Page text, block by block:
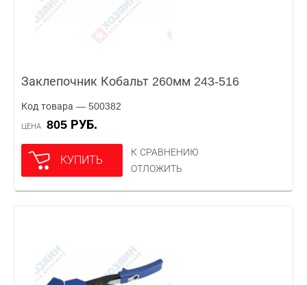
Заклепочник Кобальт 260мм 243-516
Код товара — 500382
ЦЕНА 805 РУБ.
КУПИТЬ
К СРАВНЕНИЮ
ОТЛОЖИТЬ